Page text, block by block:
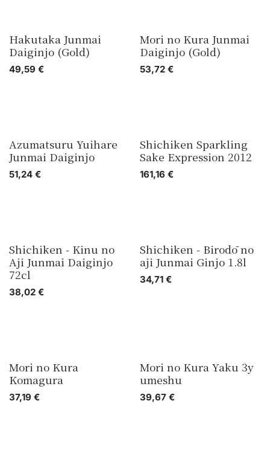
Hakutaka Junmai
Daiginjo (Gold)
49,59 €
Mori no Kura Junmai
Daiginjo (Gold)
53,72€
Azumatsuru Yuihare
Junmai Daiginjo
51,24 €
Shichiken Sparkling
Sake Expression 2012
161,16 €
Shichiken - Kinu no
Aji Junmai Daiginjo
72cl
38,02 €
Shichiken - Birodō no
aji Junmai Ginjo 1.8l
34,71€
Mori no Kura
Komagura
37,19 €
Mori no Kura Yaku 3y
umeshu
39,67€